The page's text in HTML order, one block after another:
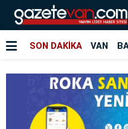
SON DAKİKA VAN